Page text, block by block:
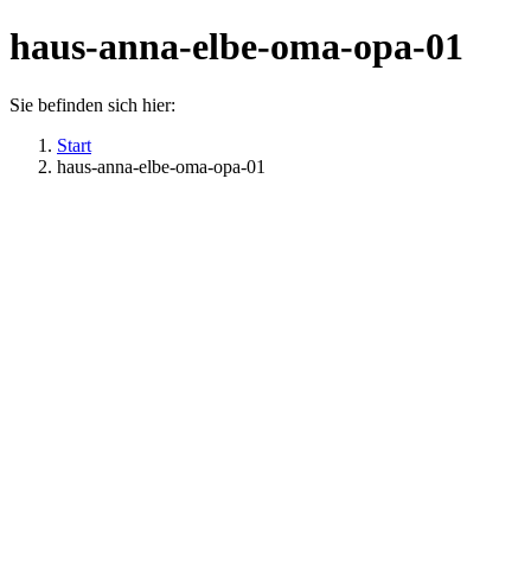
haus-anna-elbe-oma-opa-01
Sie befinden sich hier:
Start
haus-anna-elbe-oma-opa-01